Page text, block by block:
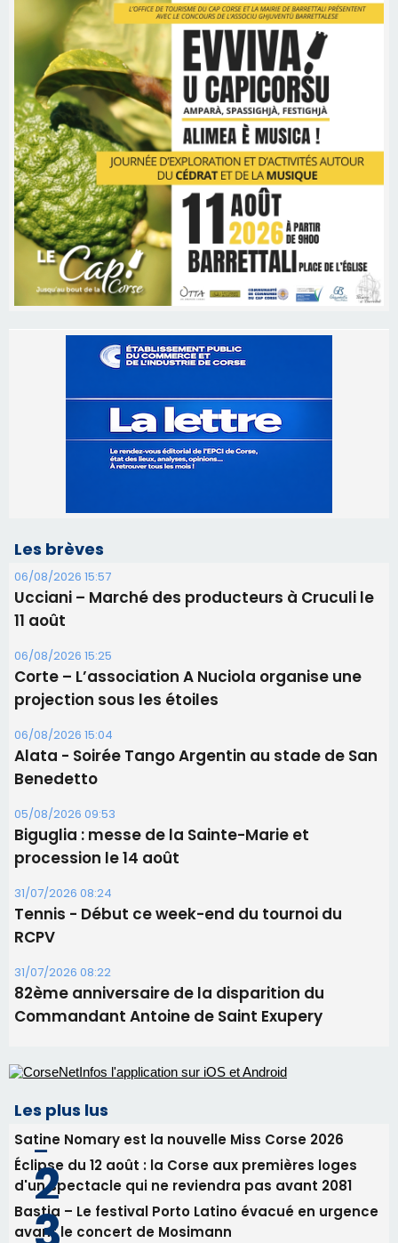
06/08/2026 15:57
Ucciani – Marché des producteurs à Cruculi le
Corte – L’association A Nuciola organise une
projection sous les étoiles
06/08/2026 15:04
Alata - Soirée Tango Argentin au stade de San
Benedetto
05/08/2026 09:53
Biguglia : messe de la Sainte-Marie et
procession le 14 août
31/07/2026 08:24
Tennis - Début ce week-end du tournoi du
RCPV
31/07/2026 08:22
82ème anniversaire de la disparition du
Commandant Antoine de Saint Exupery
Les plus lus
Satine Nomary est la nouvelle Miss Corse 2026
Éclipse du 12 août : la Corse aux premières loges
d'un spectacle qui ne reviendra pas avant 2081
avant le concert de Mosimann
consommation en recul dans les restaurants
La gendarmerie alerte les restaurateurs corses
face à une nouvelle escroquerie au faux vendeur de
vin
Newsletter